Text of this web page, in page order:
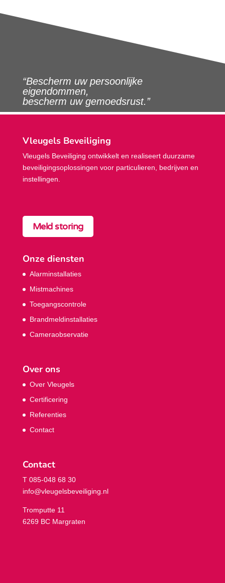
“Bescherm uw persoonlijke
eigendommen,
bescherm uw gemoedsrust.”
Vleugels Beveiliging
Vleugels Beveiliging ontwikkelt en realiseert duurzame
beveiligings­oplossingen voor particulieren, bedrijven en
instellingen.
Meld storing
Onze diensten
Alarminstallaties
Mistmachines
Toegangscontrole
Brandmeldinstallaties
Cameraobservatie
Over ons
Over Vleugels
Certificering
Referenties
Contact
Contact
T 085-048 68 30
info@vleugelsbeveiliging.nl
Tromputte 11
6269 BC Margraten